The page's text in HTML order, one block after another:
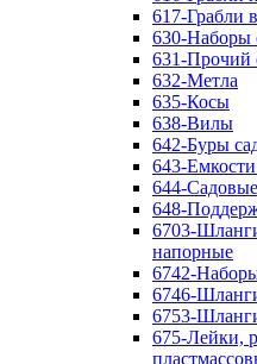
617-Грабли
630-Наборы
631-Прочий
632-Метла
635-Косы
638-Вилы
642-Буры
643-
644-
648-
6703-
напорные
6742-
6746-
6753-
675-Лейки,